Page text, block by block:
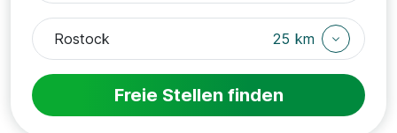
25 km
Freie Stellen finden